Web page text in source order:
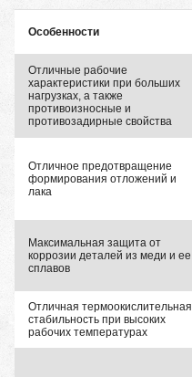
Особенности
Отличные рабочие
характеристики при больших
нагрузках, а также
противоизносные и
противозадирные свойства
Отличное предотвращение
формирования отложений и
лака
Максимальная защита от
коррозии деталей из меди и ее
сплавов
Отличная термоокислительная
стабильность при высоких
рабочих температурах